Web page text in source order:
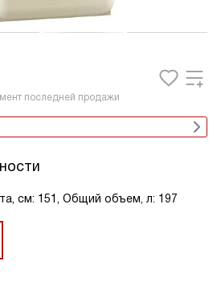
последней продажи
см: 151, Общий объем, л: 197